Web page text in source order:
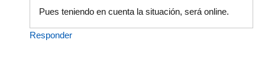
Pues teniendo en cuenta la situación, será online.
Responder